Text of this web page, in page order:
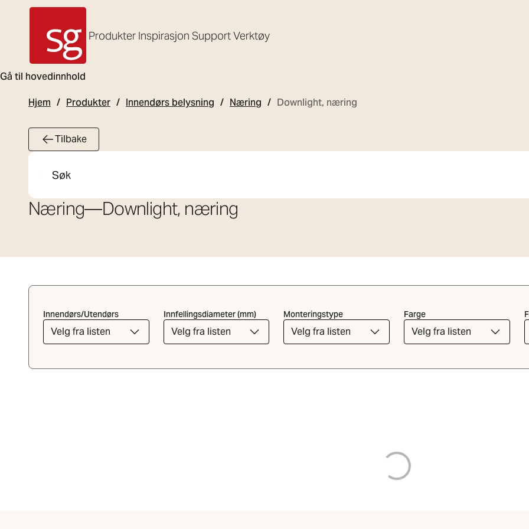
Gå til hovedinnhold
SG Armaturen
Produkter Inspirasjon SupportVerktøy
Hjem Produkter Innendørs belysning Næring Downlight, næring
Tilbake
Søk
Næring—Downlight, næring
Innendørs/Utendørs
Velg fra listen
Innfellingsdiameter (mm)
Velg fra listen
Monteringstype
Velg fra listen
Farge
Velg fra listen